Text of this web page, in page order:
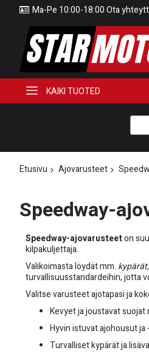
Ma-Pe 10:00-18:00 Ota
KAIKI TUOTED
Etusivu Ajovarusteet
Speedway-
Speedway-ajovarusteeton
kilpakuljettaja.
Valikoimasta löydät mm.
turvallisuusstandardeihin, jotta
Valitse varusteet ajotapasi ja
Kevyet ja joustavat
Hyvin istuvat ajohousut ja
Turvalliset kypärät ja